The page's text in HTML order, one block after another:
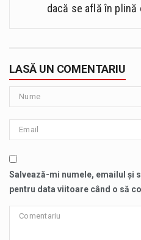
dacă se află în
LASĂ UN COMENTARIU
Salvează-mi numele, emailul și
pentru data viitoare când o să